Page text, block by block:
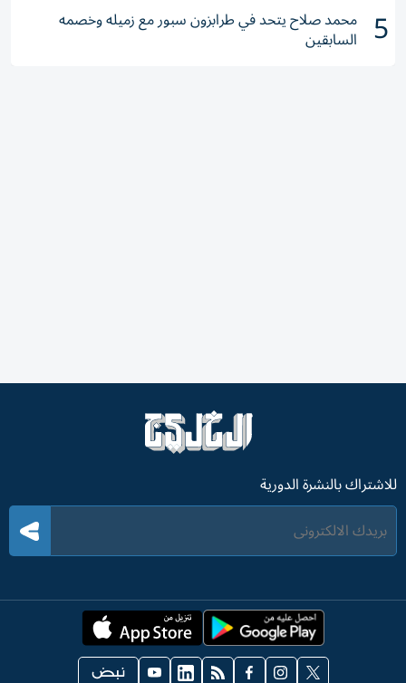
5 محمد صلاح يتحد في طرابزون سبور مع زميله وخصمه
السابقين
للاشتراك بالنشرة الدورية